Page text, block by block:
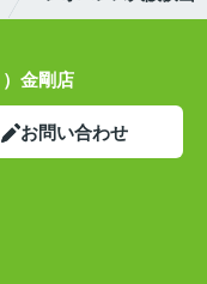
金剛店
お問い合わせ